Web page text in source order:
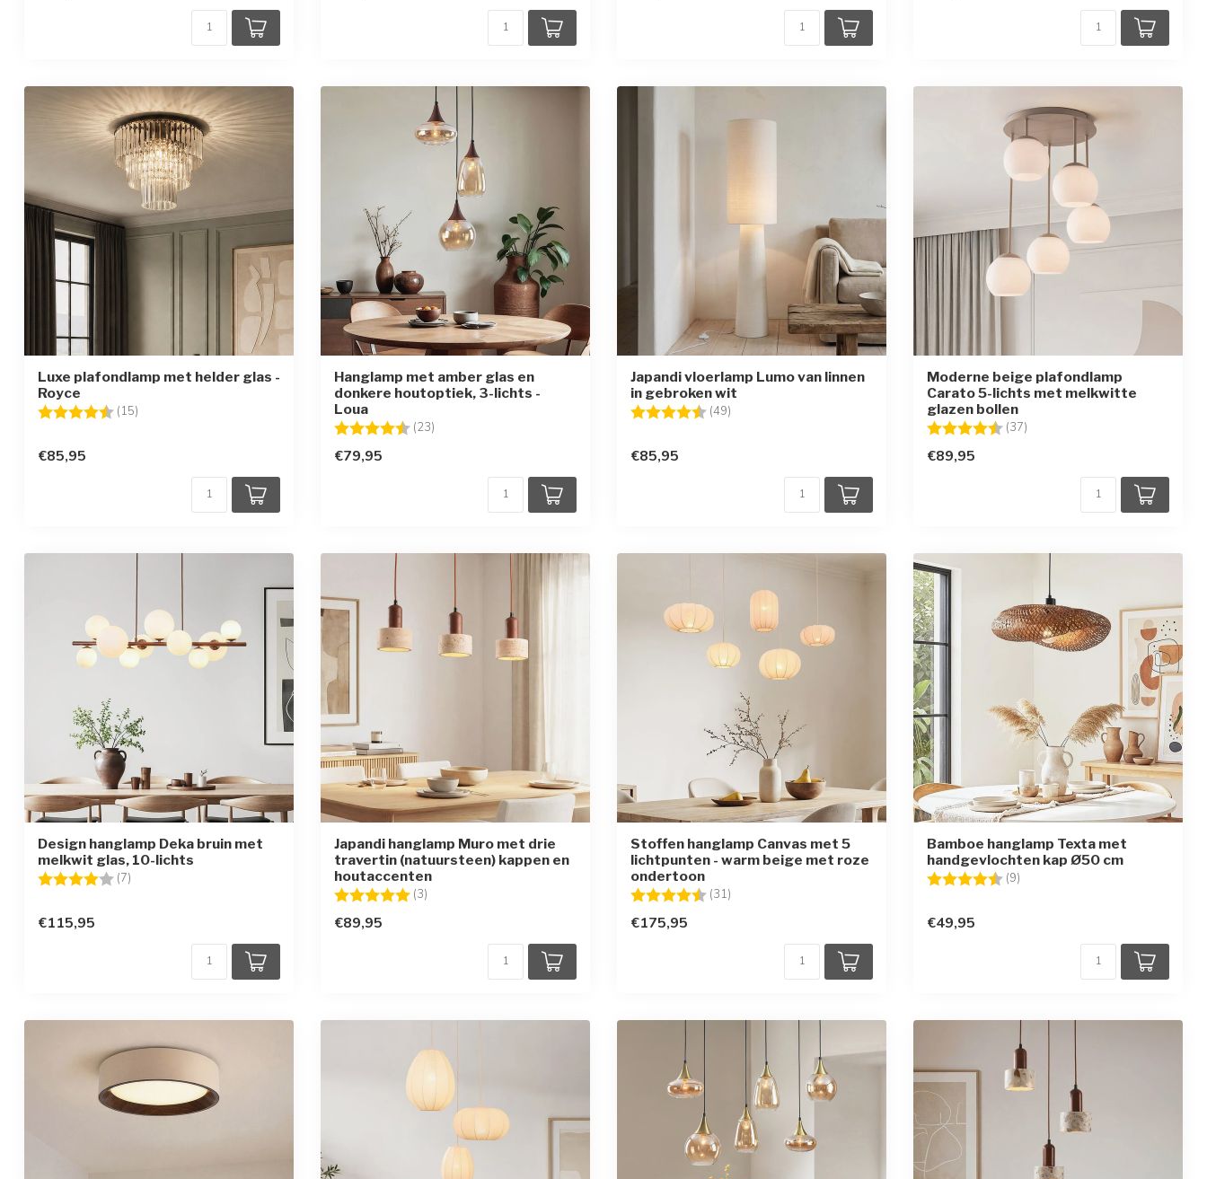
Luxe plafondlamp met helder glas -
Royce
Beoordeling: (15)
€85,95
Hanglamp met amber glas en
donkere houtoptiek, 3-lichts -
Loua
Beoordeling: (23)
€79,95
Japandi vloerlamp Lumo van linnen
in gebroken wit
Beoordeling: (49)
€85,95
Moderne beige plafondlamp
Carato 5-lichts met melkwitte
glazen bollen
Beoordeling: (37)
€89,95
Design hanglamp Deka bruin met
melkwit glas, 10-lichts
Beoordeling: (7)
€115,95
Japandi hanglamp Muro met drie
travertin (natuursteen) kappen en
houtaccenten
Beoordeling: (3)
€89,95
Stoffen hanglamp Canvas met 5
lichtpunten - warm beige met roze
ondertoon
Beoordeling: (31)
€175,95
Bamboe hanglamp Texta met
handgevlochten kap Ø50 cm
Beoordeling: (9)
€49,95